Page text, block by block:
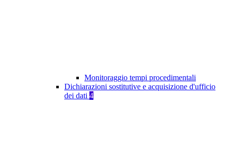
Monitoraggio tempi procedimentali
Dichiarazioni sostitutive e acquisizione d'ufficio
dei dati 4